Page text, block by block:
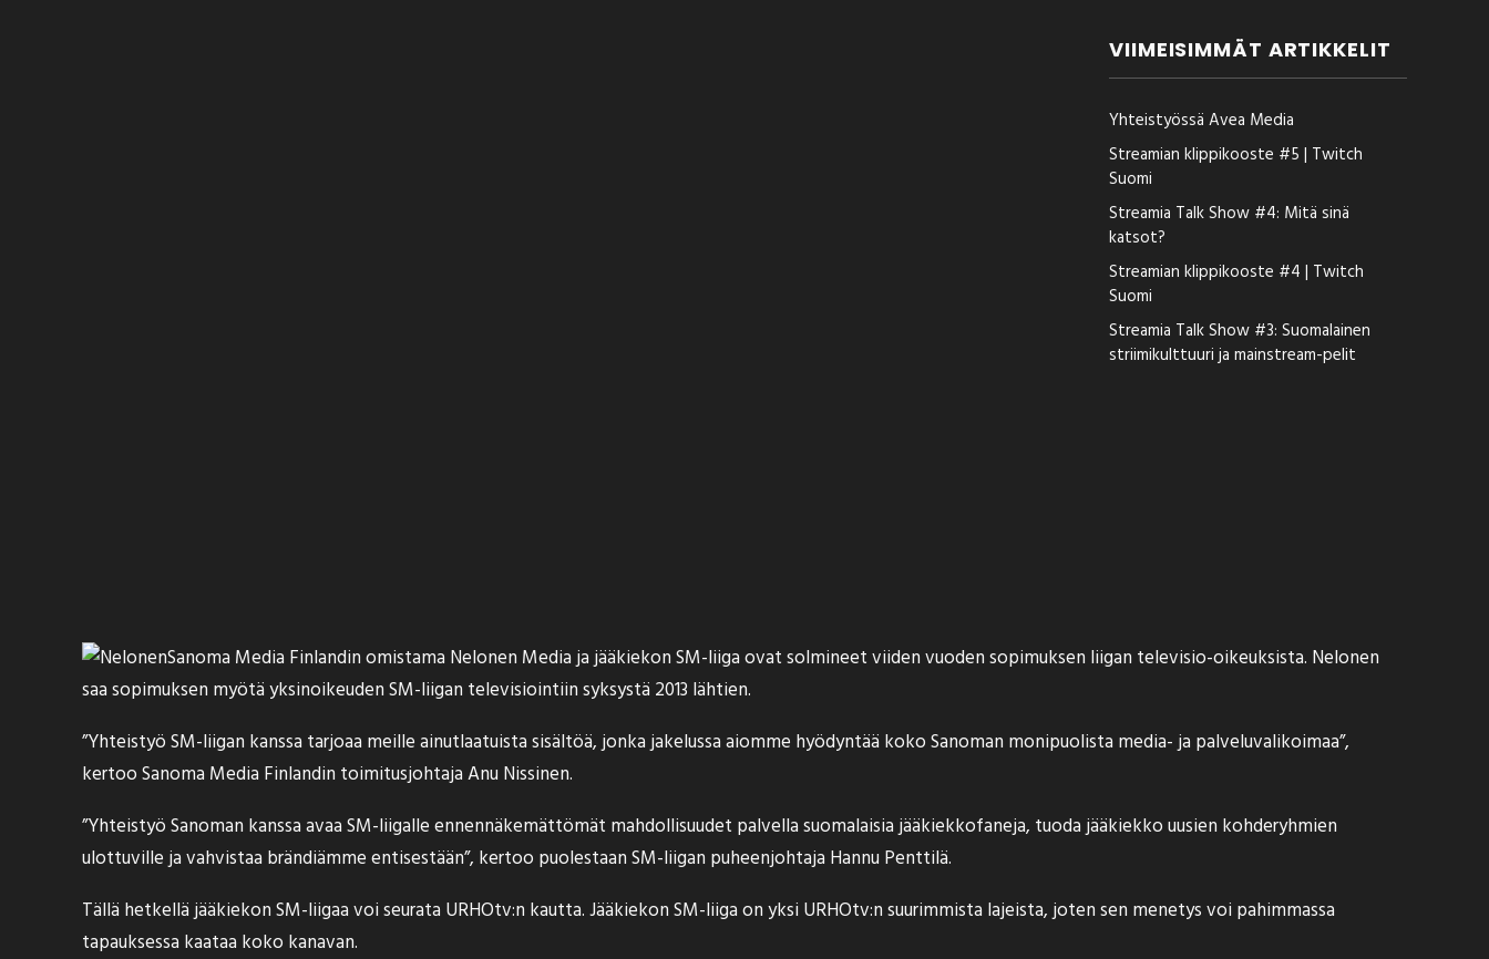
VIIMEISIMMÄT ARTIKKELIT
Yhteistyössä Avea Media
Streamian klippikooste #5 | Twitch
Suomi
Streamia Talk Show #4: Mitä sinä
katsot?
Streamian klippikooste #4 | Twitch
Suomi
Streamia Talk Show #3: Suomalainen
striimikulttuuri ja mainstream-pelit
Sanoma Media Finlandin omistama Nelonen Media ja jääkiekon SM-liiga ovatsolmineetviiden vuoden sopimuksen liigan televisio-oikeuksista. Nelonen
saa sopimuksen myötä yksinoikeuden SM-liigan televisiointiin syksystä 2013 lähtien.
”Yhteistyö SM-liigan kanssa tarjoaa meille ainutlaatuista sisältöä, jonka jakelussa aiomme hyödyntää koko Sanoman monipuolista media- ja palveluvalikoimaa”,
kertoo Sanoma Media Finlandin toimitusjohtaja Anu Nissinen.
”Yhteistyö Sanoman kanssa avaa SM-liigalle ennennäkemättömät mahdollisuudet palvella suomalaisia jääkiekkofaneja, tuoda jääkiekko uusien kohderyhmien
ulottuville ja vahvistaa brändiämme entisestään”, kertoo puolestaan SM-liigan puheenjohtaja Hannu Penttilä.
Tällä hetkellä jääkiekon SM-liigaa voi seurata URHOtv:n kautta. Jääkiekon SM-liiga on yksi URHOtv:n suurimmista lajeista, joten sen menetys voi pahimmassa
tapauksessa kaataa koko kanavan.